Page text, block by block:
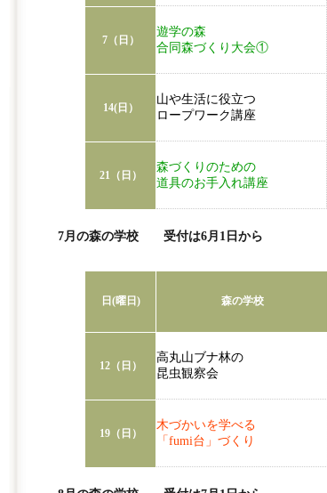
7（日）
遊学の森
合同森づくり大会①
14(日）
山や生活に役立つ
ロープワーク講座
21（日）
森づくりのための
道具のお手入れ講座
7月の森の学校 受付は6月1日から
日(曜日) 森の学校
12（日）
高丸山ブナ林の
昆虫観察会
19（日）
木づかいを学べる
「fumi台」づくり